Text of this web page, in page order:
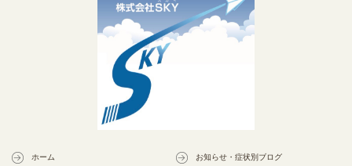
ホーム お知らせ・症状別ブログ